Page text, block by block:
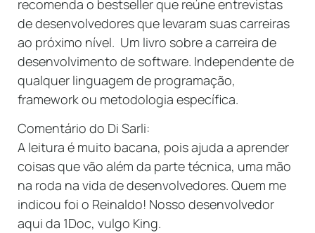
recomenda o bestseller que reúne entrevistas
de desenvolvedores que levaram suas carreiras
ao próximo nível. Um livro sobre a carreira de
desenvolvimento de software. Independente de
qualquer linguagem de programação,
framework ou metodologia específica.
Comentário do Di Sarli:
A leitura é muito bacana, pois ajuda a aprender
coisas que vão além da parte técnica, uma mão
na roda na vida de desenvolvedores. Quem me
indicou foi o Reinaldo! Nosso desenvolvedor
aqui da 1Doc, vulgo King.